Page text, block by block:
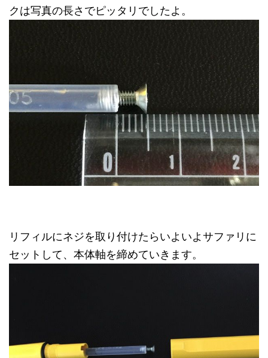
クは写真の長さでピッタリでしたよ。
リフィルにネジを取り付けたらいよいよサファリに
セットして、本体軸を締めていきます。